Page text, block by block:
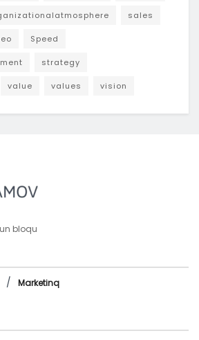
sales
Speed
strategy
value values vision
bloqu
Marketinq